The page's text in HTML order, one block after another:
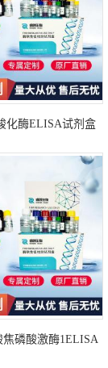
化酶ELISA试剂盒
焦磷酸激酶1ELISA